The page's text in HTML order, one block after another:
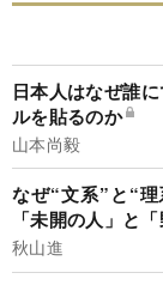
日本人はなぜ誰
ルを貼るのか
山本尚毅
なぜ“文系”と“
「未開の人」と
秋山進